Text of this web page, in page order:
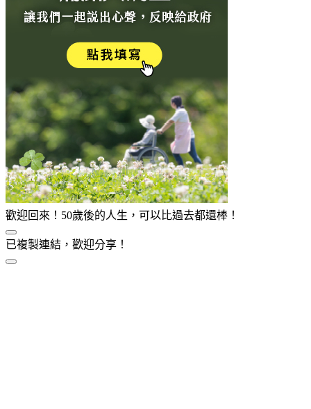
歡迎回來！50歲後的人生，可以比過去都還棒！
已複製連結，歡迎分享！